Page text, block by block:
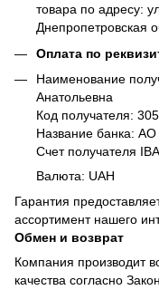
товара по адресу:
Днепропетровская
Оплата по
Наименование
Анатольевна
Код получателя:
Название банка:
Счет получателя
Валюта: UAH
Гарантия
ассортимент нашего
Обмен и возврат
Компания производит
качества согласно